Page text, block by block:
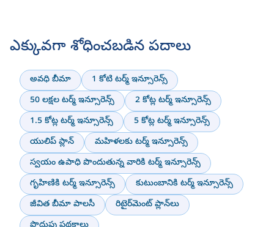
ఎక్కువగా శోధించబడిన పదాలు
అవధి బీమా
1 కోటి టర్మ్ ఇన్సూరెన్స్
50 లక్షల టర్మ్ ఇన్సూరెన్స్
2 కోట్ల టర్మ్ ఇన్సూరెన్స్
1.5 కోట్ల టర్మ్ ఇన్సూరెన్స్
5 కోట్ల టర్మ్ ఇన్సూరెన్స్
యులిప్ ప్లాన్
మహిళలకు టర్మ్ ఇన్సూరెన్స్
స్వయం ఉపాధి పొందుతున్న వారికి టర్మ్ ఇన్సూరెన్స్
గృహిణికి టర్మ్ ఇన్సూరెన్స్
కుటుంబానికి టర్మ్ ఇన్సూరెన్స్
జీవిత బీమా పాలసీ
రిటైర్‌మెంట్ ప్లాన్‌లు